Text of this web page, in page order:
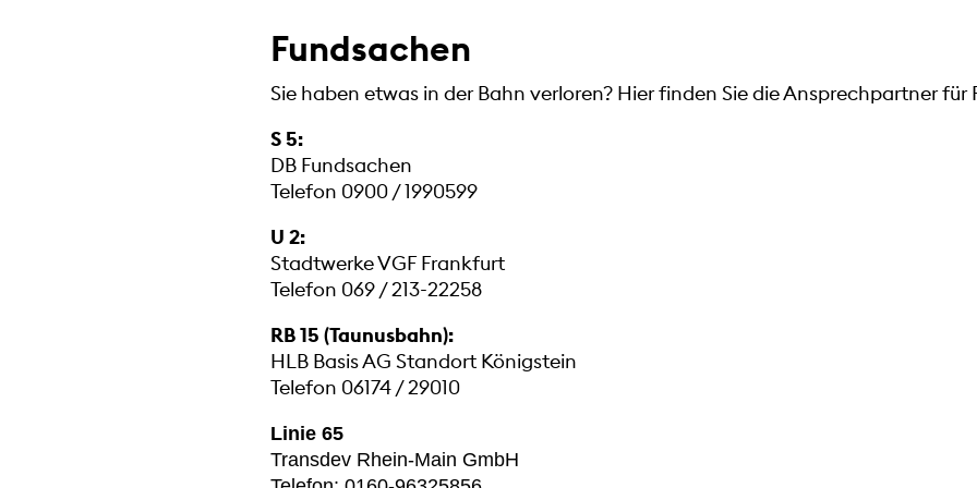
Fundsachen
Sie haben etwas in der Bahn verloren? Hier finden Sie die Ansprechpartner für
S 5:
DB Fundsachen
Telefon 0900 / 1990599
U 2:
Stadtwerke VGF Frankfurt
Telefon 069 / 213-22258
RB 15 (Taunusbahn):
HLB Basis AG Standort Königstein
Telefon 06174 / 29010
Linie 65
Transdev Rhein-Main GmbH